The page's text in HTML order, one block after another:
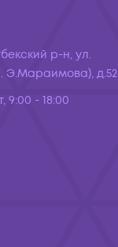
р-н, ул.
Э.Мараимова), д.52
9:00 - 18:00